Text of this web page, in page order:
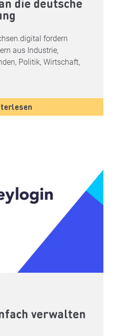
die deutsche
fordern
aus Industrie,
Politik, Wirtschaft,
verwalten